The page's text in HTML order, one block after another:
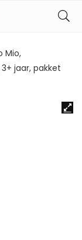
Mio,
jaar, pakket